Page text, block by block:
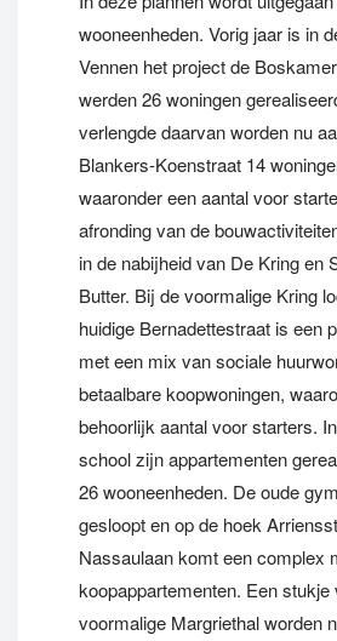
wooneenheden. Vorig jaar is in
Vennen het project de
werden 26 woningen
verlengde daarvan worden nu
Blankers-Koenstraat 14
waaronder een aantal voor
afronding van de
in de nabijheid van De Kring en
Butter. Bij de voormalige Kring
huidige Bernadettestraat is een
met een mix van sociale
betaalbare koopwoningen,
behoorlijk aantal voor starters.
school zijn appartementen
26 wooneenheden. De oude
gesloopt en op de hoek
Nassaulaan komt een complex
koopappartementen. Een stukje
voormalige Margriethal worden